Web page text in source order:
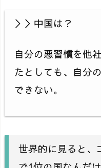
＞＞中国は？
自分の悪習慣を他
たとしても、自分
できない。
世界的に見ると、